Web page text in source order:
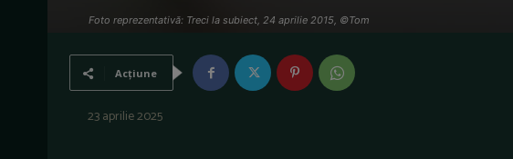
Foto reprezentativă: Treci la subiect, 24 aprilie 2015, ©Tom
Acțiune
23 aprilie 2025